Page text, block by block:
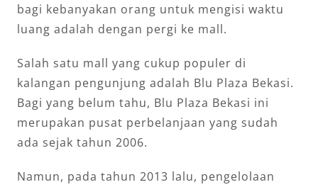
bagi kebanyakan orang untuk mengisi waktu
luang adalah dengan pergi ke mall.
Salah satu mall yang cukup populer di
kalangan pengunjung adalah Blu Plaza Bekasi.
Bagi yang belum tahu, Blu Plaza Bekasi ini
merupakan pusat perbelanjaan yang sudah
ada sejak tahun 2006.
Namun, pada tahun 2013 lalu, pengelolaan